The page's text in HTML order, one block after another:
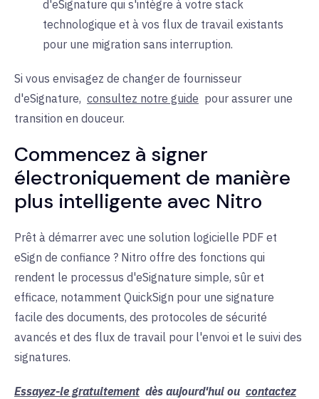
d'eSignature qui s'intègre à votre stack
technologique et à vos flux de travail existants
pour une migration sans interruption.
Si vous envisagez de changer de fournisseur
d'eSignature, consultez notre guide pour assurer une
transition en douceur.
Commencez à signer
électroniquement de manière
plus intelligente avec Nitro
Prêt à démarrer avec une solution logicielle PDF et
eSign de confiance ? Nitro offre des fonctions qui
rendent le processus d'eSignature simple, sûr et
efficace, notamment QuickSign pour une signature
facile des documents, des protocoles de sécurité
avancés et des flux de travail pour l'envoi et le suivi des
signatures.
Essayez-le gratuitement dès aujourd'hui ou contactez